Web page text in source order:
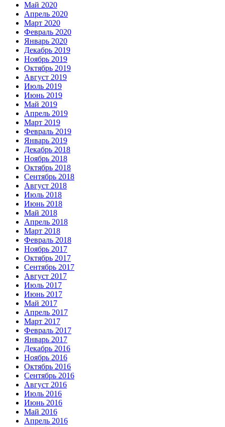
Май 2020
Апрель 2020
Март 2020
Февраль 2020
Январь 2020
Декабрь 2019
Ноябрь 2019
Октябрь 2019
Август 2019
Июль 2019
Июнь 2019
Май 2019
Апрель 2019
Март 2019
Февраль 2019
Январь 2019
Декабрь 2018
Ноябрь 2018
Октябрь 2018
Сентябрь 2018
Август 2018
Июль 2018
Июнь 2018
Май 2018
Апрель 2018
Март 2018
Февраль 2018
Ноябрь 2017
Октябрь 2017
Сентябрь 2017
Август 2017
Июль 2017
Июнь 2017
Май 2017
Апрель 2017
Март 2017
Февраль 2017
Январь 2017
Декабрь 2016
Ноябрь 2016
Октябрь 2016
Сентябрь 2016
Август 2016
Июль 2016
Июнь 2016
Май 2016
Апрель 2016